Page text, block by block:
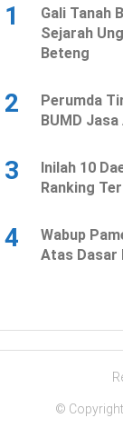
1
Gali Tanah
Sejarah
Beteng
2
Perumda
BUMD
3
Inilah 10
Ranking
4
Wabup
Atas Dasar
©